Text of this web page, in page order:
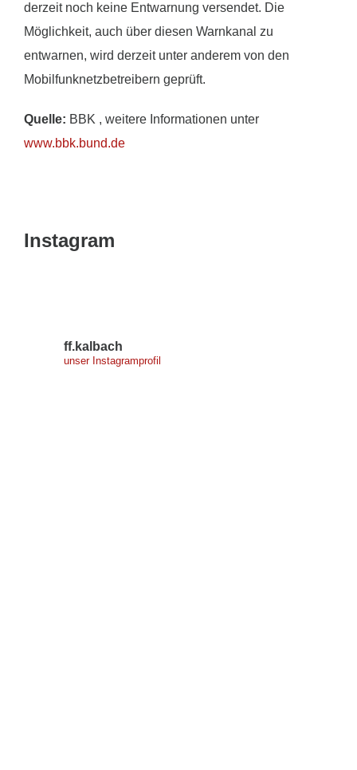
derzeit noch keine Entwarnung versendet. Die
Möglichkeit, auch über diesen Warnkanal zu
entwarnen, wird derzeit unter anderem von den
Mobilfunknetzbetreibern geprüft.
Quelle: BBK , weitere Informationen unter
www.bbk.bund.de
Instagram
ff.kalbach
unser Instagramprofil